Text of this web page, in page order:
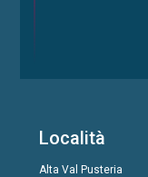
Località
Alta Val Pusteria